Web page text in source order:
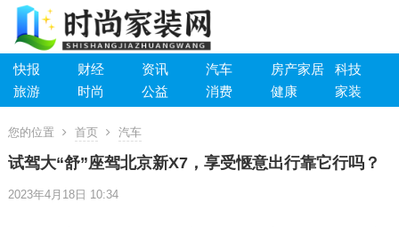
快报 财经 资讯 汽车 房产家居
科技
旅游
时尚 公益 消费 健康 家装
您的位置 首页 汽车
试驾大“舒”座驾北京新X7，享受惬意出行靠它行吗？
2023年4月18日 10:34